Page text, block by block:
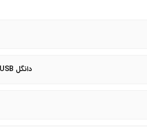
دانگل USB (2.4 گیگاهرتز)، بلوتوث 3.0/4.0